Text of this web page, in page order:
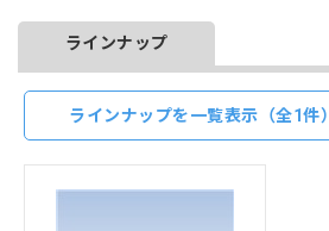
ラインナップ
ラインナップを一覧表示（全1件）